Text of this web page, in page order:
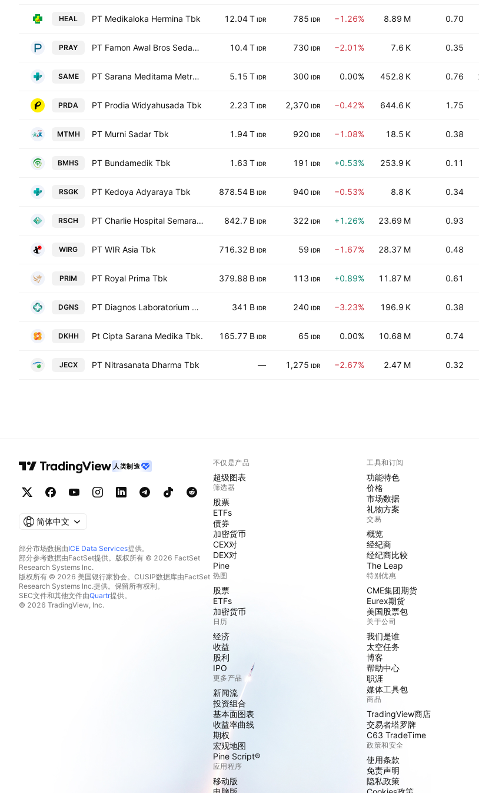
HEAL PT Medikaloka Hermina Tbk 12.04 T IDR 785 IDR −1.26% 8.89 M 0.70
PRAY PT Famon Awal Bros Sedaya Tbk 10.4 T IDR 730 IDR −2.01% 7.6 K 0.35
SAME PT Sarana Meditama Metropolitan Tbk 5.15 T IDR 300 IDR 0.00% 452.8 K 0.76
PRDA PT Prodia Widyahusada Tbk 2.23 T IDR 2,370 IDR −0.42% 644.6 K 1.75
MTMH PT Murni Sadar Tbk 1.94 T IDR 920 IDR −1.08% 18.5 K 0.38
BMHS PT Bundamedik Tbk 1.63 T IDR 191 IDR +0.53% 253.9 K 0.11
RSGK PT Kedoya Adyaraya Tbk 878.54 B IDR 940 IDR −0.53% 8.8 K 0.34
RSCH PT Charlie Hospital Semarang Tbk 842.7 B IDR 322 IDR +1.26% 23.69 M 0.93
WIRG PT WIR Asia Tbk 716.32 B IDR 59 IDR −1.67% 28.37 M 0.48
PRIM PT Royal Prima Tbk 379.88 B IDR 113 IDR +0.89% 11.87 M 0.61
DGNS PT Diagnos Laboratorium Utama Tbk 341 B IDR 240 IDR −3.23% 196.9 K 0.38
DKHH Pt Cipta Sarana Medika Tbk. 165.77 B IDR 65 IDR 0.00% 10.68 M 0.74
JECX PT Nitrasanata Dharma Tbk — 1,275 IDR −2.67% 2.47 M 0.32
人类制造
简体中文
部分市场数据由ICE Data Services提供。
部分参考数据由FactSet提供。版权所有 © 2026 FactSet
Research Systems Inc.
版权所有 © 2026 美国银行家协会。CUSIP数据库由FactSet
Research Systems Inc.提供。保留所有权利。
SEC文件和其他文件由Quartr提供。
© 2026 TradingView, Inc.
不仅是产品
超级图表
筛选器
股票
ETFs
债券
加密货币
CEX对
DEX对
Pine
热图
股票
ETFs
加密货币
日历
经济
收益
股利
IPO
更多产品
新闻流
投资组合
基本面图表
收益率曲线
期权
宏观地图
Pine Script®
应用程序
移动版
工具和订阅
功能特色
价格
市场数据
礼物方案
交易
概览
经纪商
经纪商比较
The Leap
特别优惠
CME集团期货
Eurex期货
美国股票包
关于公司
我们是谁
太空任务
博客
帮助中心
职涯
媒体工具包
商品
TradingView商店
交易者塔罗牌
C63 TradeTime
政策和安全
使用条款
免责声明
隐私政策